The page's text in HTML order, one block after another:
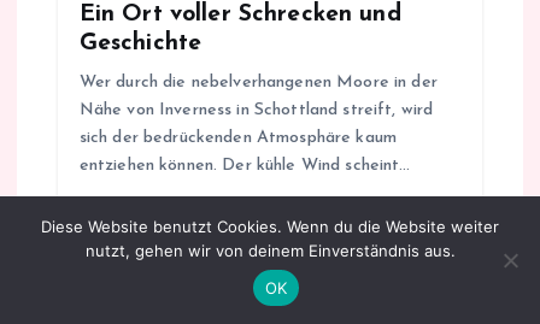
Ein Ort voller Schrecken und
Geschichte
Wer durch die nebelverhangenen Moore in der
Nähe von Inverness in Schottland streift, wird
sich der bedrückenden Atmosphäre kaum
entziehen können. Der kühle Wind scheint…
Read more
Diese Website benutzt Cookies. Wenn du die Website weiter
nutzt, gehen wir von deinem Einverständnis aus.
OK